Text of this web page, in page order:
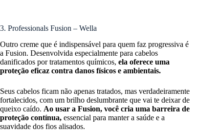
3. Professionals Fusion – Wella
Outro creme que é indispensável para quem faz progressiva é
a Fusion. Desenvolvida especialmente para cabelos
danificados por tratamentos químicos, ela oferece uma
proteção eficaz contra danos físicos e ambientais.
Seus cabelos ficam não apenas tratados, mas verdadeiramente
fortalecidos, com um brilho deslumbrante que vai te deixar de
queixo caído. Ao usar a Fusion, você cria uma barreira de
proteção contínua, essencial para manter a saúde e a
suavidade dos fios alisados.